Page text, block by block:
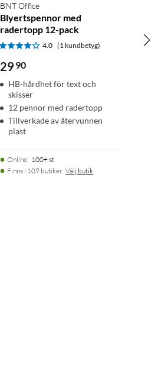
BNT Office
Blyertspennor med
radertopp 12-pack
4.0 (1 kundbetyg)
29 90
HB-hårdhet för text och
skisser
12 pennor med radertopp
Tillverkade av återvunnen
plast
Online: 100+ st
Finns i 109 butiker. Välj butik